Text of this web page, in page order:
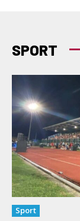
SPORT
Sport